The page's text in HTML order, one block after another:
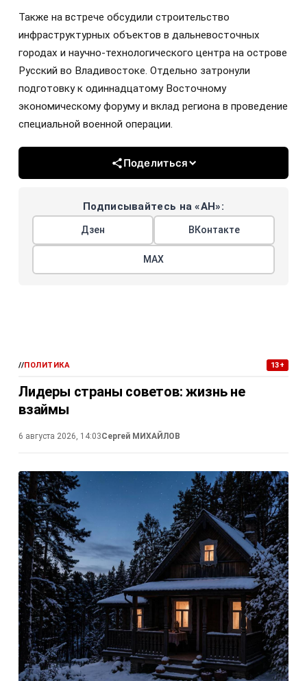
Также на встрече обсудили строительство
инфраструктурных объектов в дальневосточных
городах и научно-технологического центра на острове
Русский во Владивостоке. Отдельно затронули
подготовку к одиннадцатому Восточному
экономическому форуму и вклад региона в проведение
специальной военной операции.
Поделиться
Подписывайтесь на «АН»:
Дзен ВКонтакте
МАХ
//ПОЛИТИКА 13+
Лидеры страны советов: жизнь не
взаймы
6 августа 2026, 14:03Сергей МИХАЙЛОВ